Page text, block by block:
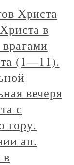
Христа
в
(1—11).
вечеря
с
гору.
ап.